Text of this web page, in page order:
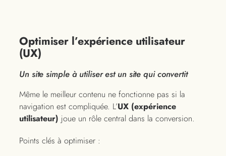
Optimiser l’expérience utilisateur
(UX)
Un site simple à utiliser est un site qui convertit
Même le meilleur contenu ne fonctionne pas si la
navigation est compliquée. L’UX (expérience
utilisateur) joue un rôle central dans la conversion.
Points clés à optimiser :